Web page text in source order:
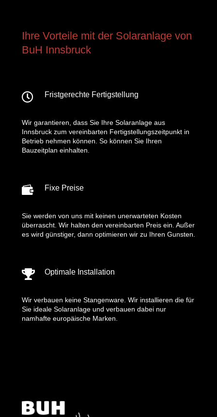
Ihre Vorteile mit der Solaranlage von
BuH Innsbruck
 Fristgerechte Fertigstellung
Wir garantieren, dass Sie Ihre Solaranlage aus
Innsbruck zum vereinbarten Fertigstellungszeitpunkt in
Betrieb nehmen können. So können Sie Ihren
Bauzeitplan einhalten.
 Fixe Preise
Sie werden von uns mit keinen unerwarteten Kosten
überrascht. Wir halten den vereinbarten Preis ein. Außer
es wird günstiger, dann optimieren wir zu Ihren Gunsten.
 Optimale Installation
Wir verbauen keine Stangenware. Wir installieren die für
Sie ideale Solaranlage und verbauen dabei nur
namhafte europäische Marken.